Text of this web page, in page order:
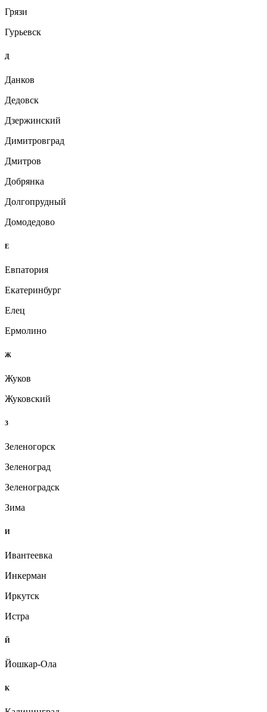
Грязи
Гурьевск
Д
Данков
Дедовск
Дзержинский
Димитровград
Дмитров
Добрянка
Долгопрудный
Домодедово
Е
Евпатория
Екатеринбург
Елец
Ермолино
Ж
Жуков
Жуковский
З
Зеленогорск
Зеленоград
Зеленоградск
Зима
И
Ивантеевка
Инкерман
Иркутск
Истра
Й
Йошкар-Ола
К